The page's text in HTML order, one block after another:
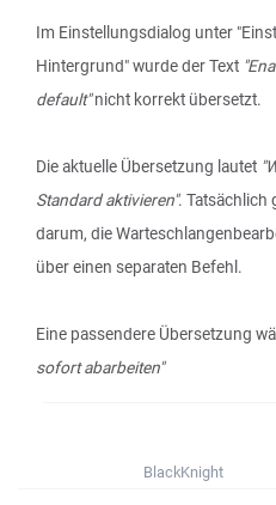
Im Einstellungsdialog unter
Hintergrund" wurde der Text
default"nicht korrekt übersetzt.
Die aktuelle Übersetzung lautet
Standard aktivieren". Tatsächlich
darum, die
über einen separaten Befehl.
Eine passendere Übersetzung
sofort abarbeiten"
BlackKnight